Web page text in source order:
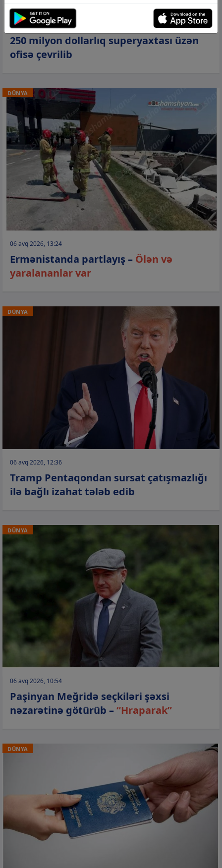
06 avq 2026, 15:31
Süleyman Kərimovun müsadirə olunan
250 milyon dollarlıq superyaxtası üzən
ofisə çevrilib
DÜNYA
06 avq 2026, 13:24
Ermənistanda partlayış – Ölən və
yaralananlar var
DÜNYA
06 avq 2026, 12:36
Tramp Pentaqondan sursat çatışmazlığı
ilə bağlı izahat tələb edib
DÜNYA
06 avq 2026, 10:54
Paşinyan Meğridə seçkiləri şəxsi
nəzarətinə götürüb –“Hraparak”
DÜNYA